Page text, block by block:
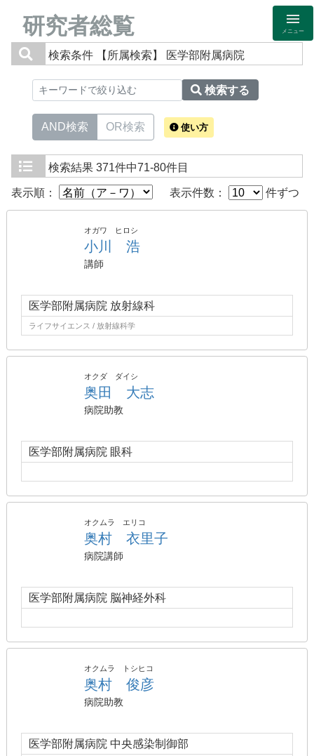
研究者総覧 メニュー
検索条件 【所属検索】 医学部附属病院
検索する
AND検索 OR検索 使い方
検索結果 371件中71-80件目
表示順： 表示件数： 件ずつ
オガワ ヒロシ
小川 浩
講師
医学部附属病院 放射線科
ライフサイエンス / 放射線科学
オクダ ダイシ
奥田 大志
病院助教
医学部附属病院 眼科
オクムラ エリコ
奥村 衣里子
病院講師
医学部附属病院 脳神経外科
オクムラ トシヒコ
奥村 俊彦
病院助教
医学部附属病院 中央感染制御部